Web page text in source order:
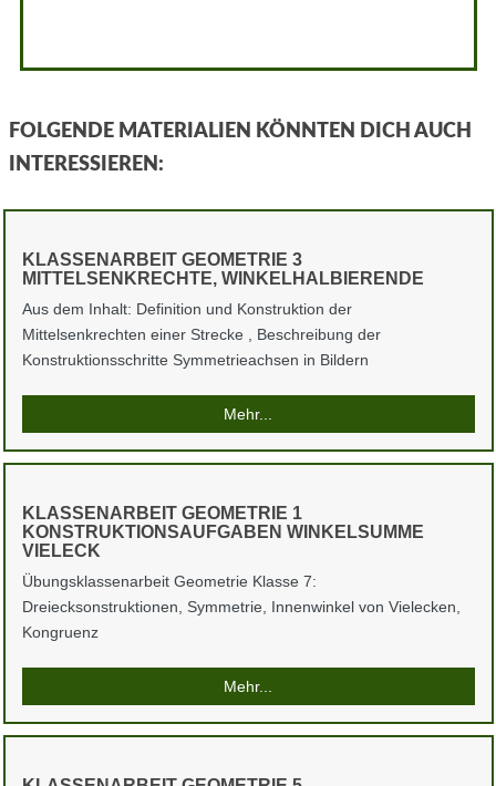
FOLGENDE MATERIALIEN KÖNNTEN DICH AUCH
INTERESSIEREN:
KLASSENARBEIT GEOMETRIE 3
MITTELSENKRECHTE, WINKELHALBIERENDE
Aus dem Inhalt: Definition und Konstruktion der
Mittelsenkrechten einer Strecke , Beschreibung der
Konstruktionsschritte Symmetrieachsen in Bildern
Mehr...
KLASSENARBEIT GEOMETRIE 1
KONSTRUKTIONSAUFGABEN WINKELSUMME
VIELECK
Übungsklassenarbeit Geometrie Klasse 7:
Dreiecksonstruktionen, Symmetrie, Innenwinkel von Vielecken,
Kongruenz
Mehr...